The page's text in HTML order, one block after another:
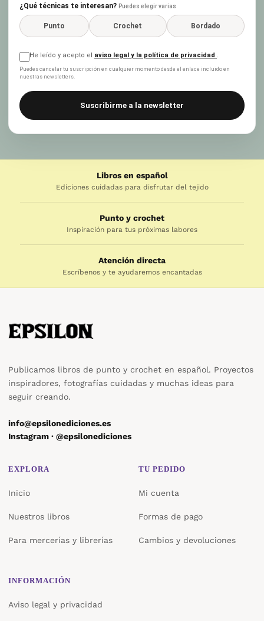
¿Qué técnicas te interesan? Puedes elegir varias
Punto Crochet Bordado
He leído y acepto el aviso legal y la política de privacidad .
Puedes cancelar tu suscripción en cualquier momento desde el enlace incluido en
nuestras newsletters.
Suscribirme a la newsletter
Libros en español
Ediciones cuidadas para disfrutar del tejido
Punto y crochet
Inspiración para tus próximas labores
Atención directa
Escríbenos y te ayudaremos encantadas
Publicamos libros de punto y crochet en español. Proyectos
inspiradores, fotografías cuidadas y muchas ideas para
seguir creando.
info@epsilonediciones.es
Instagram · @epsilonediciones
EXPLORA
Inicio
Nuestros libros
Para mercerías y librerías
TU PEDIDO
Mi cuenta
Formas de pago
Cambios y devoluciones
INFORMACIÓN
Aviso legal y privacidad